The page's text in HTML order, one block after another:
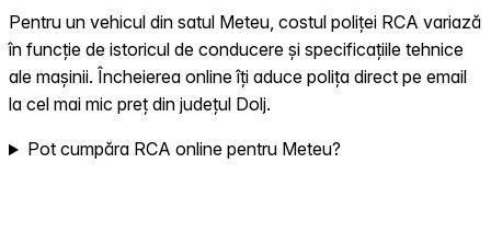
Pentru un vehicul din satul Meteu, costul poliței RCA variază
în funcție de istoricul de conducere și specificațiile tehnice
ale mașinii. Încheierea online îți aduce polița direct pe email
la cel mai mic preț din județul Dolj.
Pot cumpăra RCA online pentru Meteu?